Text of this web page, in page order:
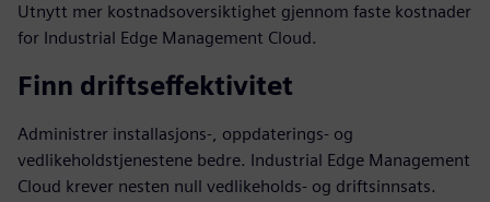
Utnytt mer kostnadsoversiktighet gjennom faste kostnader
for Industrial Edge Management Cloud.
Finn driftseffektivitet
Administrer installasjons-, oppdaterings- og
vedlikeholdstjenestene bedre. Industrial Edge Management
Cloud krever nesten null vedlikeholds- og driftsinnsats.